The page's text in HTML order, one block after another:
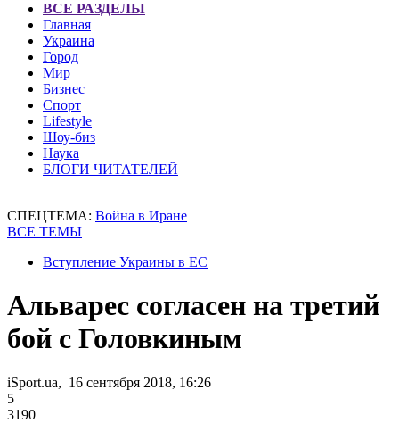
ВСЕ РАЗДЕЛЫ
Главная
Украина
Город
Мир
Бизнес
Спорт
Lifestyle
Шоу-биз
Наука
БЛОГИ ЧИТАТЕЛЕЙ
СПЕЦТЕМА: Война в Иране
ВСЕ ТЕМЫ
Вступление Украины в ЕС
Альварес согласен на третий
бой с Головкиным
iSport.ua, 16 сентября 2018, 16:26
5
3190